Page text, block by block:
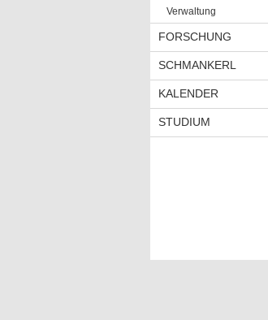
Verwaltung
FORSCHUNG
SCHMANKERL
KALENDER
STUDIUM